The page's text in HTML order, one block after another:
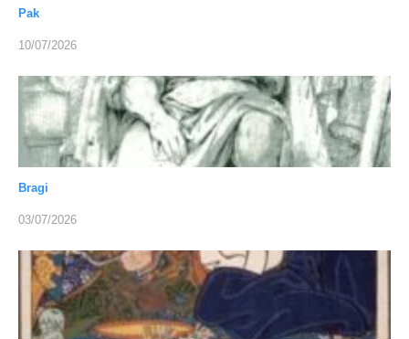
Pak
10/07/2026
Bragi
03/07/2026